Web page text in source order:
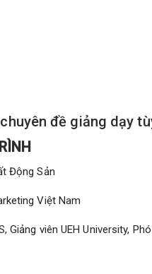
đề giảng dạy
Động Sản
Việt Nam
Giảng viên UEH University,